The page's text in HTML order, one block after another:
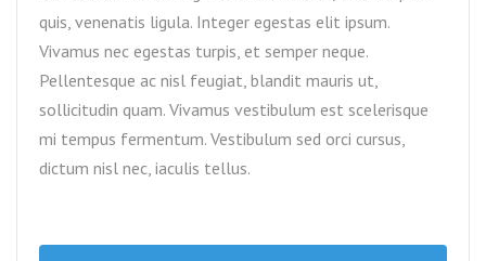
quis, venenatis ligula. Integer egestas elit ipsum.
Vivamus nec egestas turpis, et semper neque.
Pellentesque ac nisl feugiat, blandit mauris ut,
sollicitudin quam. Vivamus vestibulum est scelerisque
mi tempus fermentum. Vestibulum sed orci cursus,
dictum nisl nec, iaculis tellus.